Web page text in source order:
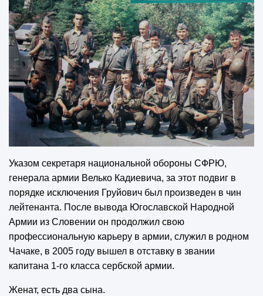
Указом секретаря национальной обороны СФРЮ,
генерала армии Велько Кадиевича, за этот подвиг в
порядке исключения Груйович был произведен в чин
лейтенанта. После вывода Югославской Народной
Армии из Словении он продолжил свою
профессиональную карьеру в армии, служил в родном
Чачаке, в 2005 году вышел в отставку в звании
капитана 1-го класса сербской армии.
Женат, есть два сына.